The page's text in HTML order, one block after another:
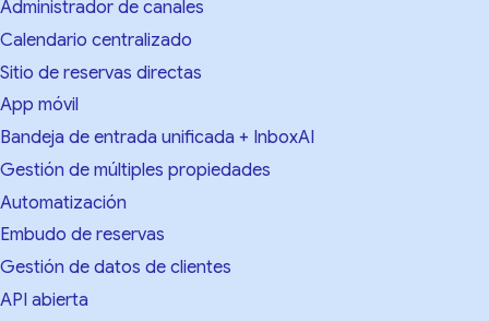
Administrador de canales
Calendario centralizado
Sitio de reservas directas
App móvil
Bandeja de entrada unificada + InboxAI
Gestión de múltiples propiedades
Automatización
Embudo de reservas
Gestión de datos de clientes
API abierta